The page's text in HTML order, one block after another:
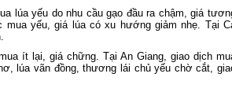
lúa yếu do nhu cầu gạo đầu ra chậm, giá
yếu, giá lúa có xu hướng giảm nhẹ. Tại
ít lại, giá chững. Tại An Giang, giao dịch
lúa vãn đồng, thương lái chủ yếu chờ cắt,